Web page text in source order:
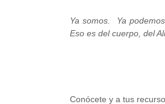
Ya somos. Ya
Eso es del cuerpo, del
Conócete y a tus